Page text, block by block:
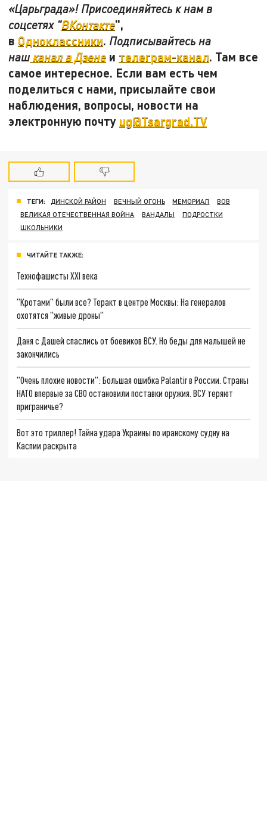
«Царьграда»! Присоединяйтесь к нам в
соцсетях "ВКонтакте",
в Одноклассники. Подписывайтесь на
наш канал в Дзене и телеграм-канал. Там все
самое интересное. Если вам есть чем
поделиться с нами, присылайте свои
наблюдения, вопросы, новости на
электронную почту ug@Tsargrad.TV
ТЕГИ: ДИНСКОЙ РАЙОН ВЕЧНЫЙ ОГОНЬ МЕМОРИАЛ
ВОВ
ВЕЛИКАЯ ОТЕЧЕСТВЕННАЯ ВОЙНА
ВАНДАЛЫ
ПОДРОСТКИ
ШКОЛЬНИКИ
ЧИТАЙТЕ ТАКЖЕ:
Технофашисты XXI века
"Кротами" были все? Теракт в центре Москвы: На генералов
охотятся "живые дроны"
Даня с Дашей спаслись от боевиков ВСУ. Но беды для малышей не
закончились
"Очень плохие новости": Большая ошибка Palantir в России. Страны
НАТО впервые за СВО остановили поставки оружия. ВСУ теряют
приграничье?
Вот это триллер! Тайна удара Украины по иранскому судну на
Каспии раскрыта